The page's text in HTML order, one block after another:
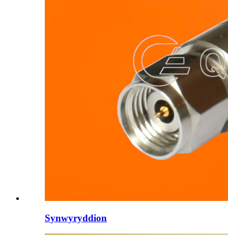
Synwyryddion